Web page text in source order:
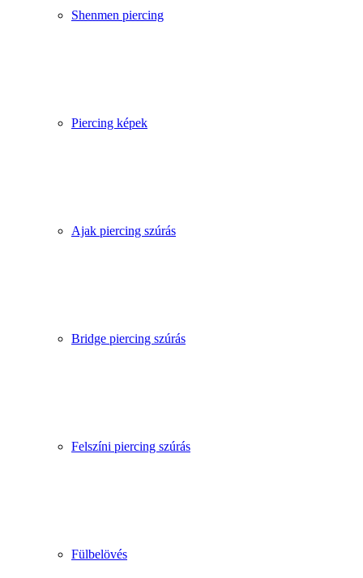
Shenmen piercing
Piercing képek
Ajak piercing szúrás
Bridge piercing szúrás
Felszíni piercing szúrás
Fülbelövés